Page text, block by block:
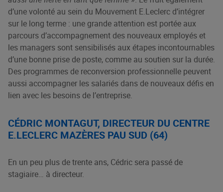
d’une volonté au sein du Mouvement E.Leclerc d’intégrer
sur le long terme : une grande attention est portée aux
parcours d’accompagnement des nouveaux employés et
les managers sont sensibilisés aux étapes incontournables
d’une bonne prise de poste, comme au soutien sur la durée.
Des programmes de reconversion professionnelle peuvent
aussi accompagner les salariés dans de nouveaux défis en
lien avec les besoins de l’entreprise.
CÉDRIC MONTAGUT, DIRECTEUR DU CENTRE
E.LECLERC MAZÈRES PAU SUD (64)
En un peu plus de trente ans, Cédric sera passé de
stagiaire… à directeur.